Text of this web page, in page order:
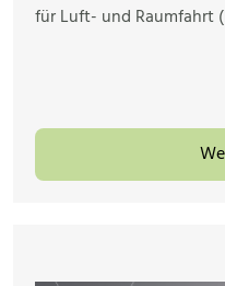
für Luft- und Raumfahrt